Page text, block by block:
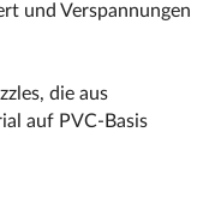
und Verspannungen
die aus
auf PVC-Basis